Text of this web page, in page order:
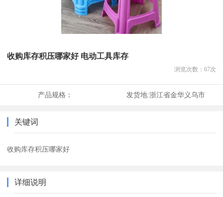
收购库存积压哪家好 电动工具库存
浏览次数： 67次
产品规格： 发货地:浙江省金华义乌市
关键词
收购库存积压哪家好
详细说明